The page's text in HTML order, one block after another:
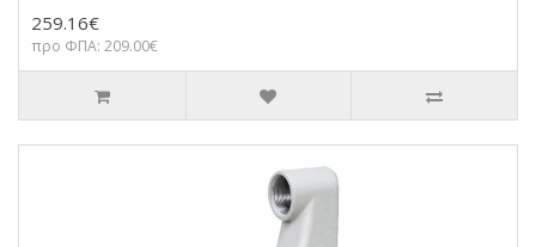
259.16€
προ ΦΠΑ: 209.00€